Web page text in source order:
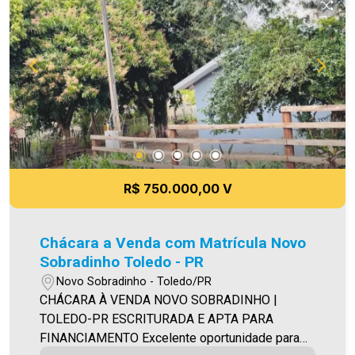
Imobiliária Ativa sinta-se em casa!
R$ 750.000,00 V
Chácara a Venda com Matrícula Novo
Sobradinho Toledo - PR
Novo Sobradinho - Toledo/PR
CHÁCARA À VENDA NOVO SOBRADINHO |
TOLEDO-PR ESCRITURADA E APTA PARA
FINANCIAMENTO Excelente oportunidade para